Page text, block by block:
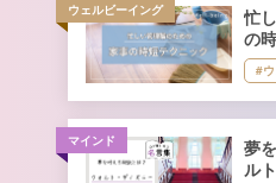
ウェルビーイング
忙
の
#
マインド
夢
ル